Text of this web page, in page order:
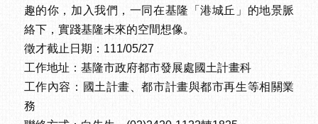
趣的你，加入我們，一同在基隆「港城丘」的地景脈
絡下，實踐基隆未來的空間想像。
徵才截止日期：111/05/27
工作地址：基隆市政府都市發展處國土計畫科
工作內容：國土計畫、都市計畫與都市再生等相關業
務